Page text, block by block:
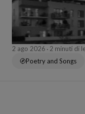
2 ago 2026
2 minuti di
Poetry and Songs